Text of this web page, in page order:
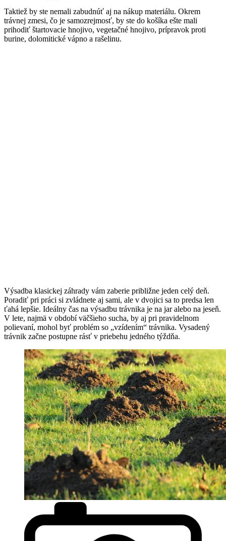
Taktiež by ste nemali zabudnúť aj na nákup materiálu. Okrem
trávnej zmesi, čo je samozrejmosť, by ste do košíka ešte mali
prihodiť štartovacie hnojivo, vegetačné hnojivo, prípravok proti
burine, dolomitické vápno a rašelinu.
Výsadba klasickej záhrady vám zaberie približne jeden celý deň.
Poradiť pri práci si zvládnete aj sami, ale v dvojici sa to predsa len
ťahá lepšie. Ideálny čas na výsadbu trávnika je na jar alebo na jeseň.
V lete, najmä v období väčšieho sucha, by aj pri pravidelnom
polievaní, mohol byť problém so „vzídením“ trávnika. Vysadený
trávnik začne postupne rásť v priebehu jedného týždňa.